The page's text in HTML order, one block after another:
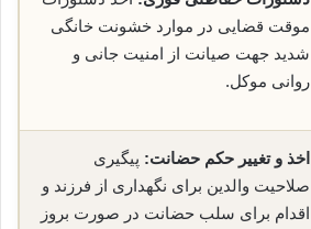
موقت قضایی در موارد خشونت خانگی
شدید جهت صیانت از امنیت جانی و
روانی موکل.
اخذ و تغییر حکم حضانت: پیگیری
صلاحیت والدین برای نگهداری از فرزند و
اقدام برای سلب حضانت در صورت بروز